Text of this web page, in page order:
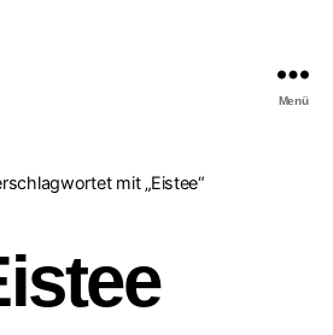
Menü
mit „Eistee“